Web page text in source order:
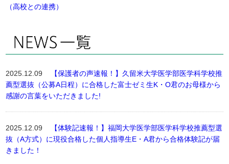
（高校との連携）
2025.12.09
【保護者の声速報！】久留米大学医学部医学科学校推
薦型選抜（公募A日程）に合格した富士ゼミ生K・O君のお母様から
感謝の言葉をいただきました!
2025.12.09
【体験記速報！】福岡大学医学部医学科学校推薦型選
抜（A方式）に現役合格した個人指導生E・A君から合格体験記が届
きました！